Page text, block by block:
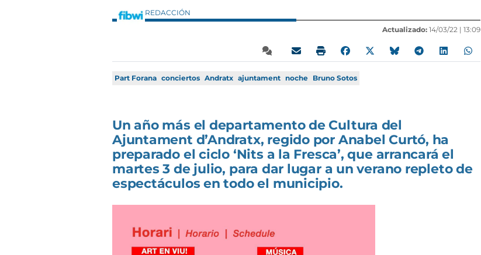
REDACCIÓN
Actualizado: 14/03/22 | 13:09
Part Forana conciertos Andratx ajuntament noche Bruno Sotos
Un año más el departamento de Cultura del
Ajuntament d’Andratx, regido por Anabel Curtó, ha
preparado el ciclo ‘Nits a la Fresca’, que arrancará el
martes 3 de julio, para dar lugar a un verano repleto de
espectáculos en todo el municipio.